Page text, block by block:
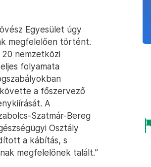
Egyesület úgy
megfelelően történt.
nemzetközi
folyamata
a főszervező
A
Szatmár-Bereg
Osztály
a kábítás, s
megfelelőnek talált.”